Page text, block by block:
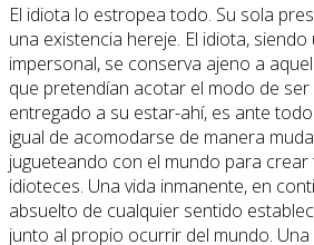
El idiota lo estropea todo. Su sola
una existencia hereje. El idiota,
impersonal, se conserva ajeno a
que pretendían acotar el modo de ser
entregado a su estar-ahí, es ante
igual de acomodarse de manera
jugueteando con el mundo para
idioteces. Una vida inmanente, en
absuelto de cualquier sentido
junto al propio ocurrir del mundo. Una